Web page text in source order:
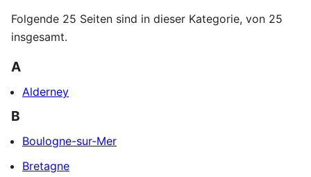
Folgende 25 Seiten sind in dieser Kategorie, von 25
insgesamt.
A
Alderney
B
Boulogne-sur-Mer
Bretagne